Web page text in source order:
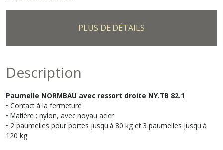
PLUS DE DÉTAILS
Description
Paumelle NORMBAU avec ressort droite NY.TB 82.1
• Contact à la fermeture
• Matière : nylon, avec noyau acier
• 2 paumelles pour portes jusqu'à 80 kg et 3 paumelles jusqu'à
120 kg